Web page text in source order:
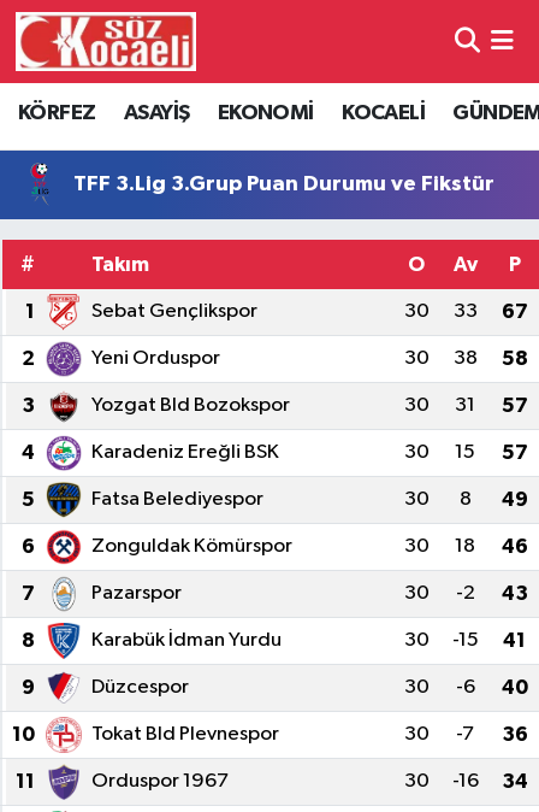
KÖRFEZ ASAYİŞ EKONOMİ KOCAELİ
TFF 3.Lig 3.Grup Puan Durumu ve Fikstür
# Takım O Av P
1 Sebat Gençlikspor 30 33 67
2 Yeni Orduspor 30 38 58
3 Yozgat Bld Bozokspor 30 31 57
4 Karadeniz Ereğli BSK 30 15 57
5 Fatsa Belediyespor 30 8 49
6 Zonguldak Kömürspor 30 18 46
7 Pazarspor 30 -2 43
8 Karabük İdman Yurdu 30 -15 41
9 Düzcespor 30 -6 40
10 Tokat Bld Plevnespor 30 -7 36
11 Orduspor 1967 30 -16 34
Kocaeli Hava Durumu
Kocaeli Trafik Yoğunluk Haritası
Süper Lig Puan Durumu ve Fikstür
Tüm Manşetler
Son Dakika Haberleri
Haber Arşivi